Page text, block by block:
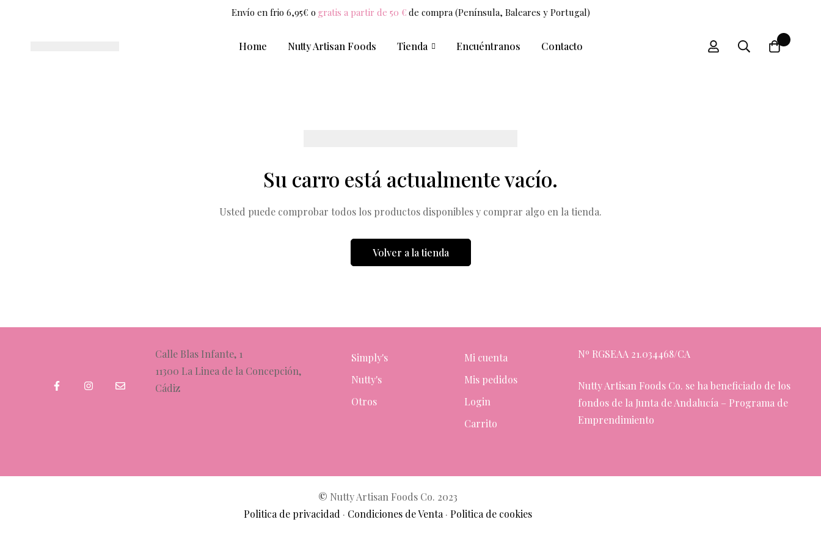
Envío en frio 6,95€ o gratis a partir de 50 € de compra (Península, Baleares y Portugal)
Home Nutty Artisan Foods Tienda Encuéntranos Contacto
Su carro está actualmente vacío.
Usted puede comprobar todos los productos disponibles y comprar algo en la tienda.
Volver a la tienda
Calle Blas Infante, 1
11300 La Linea de la Concepción,
Cádiz
Simply's
Nutty's
Otros
Mi cuenta
Mis pedidos
Login
Carrito
Nº RGSEAA 21.034468/CA
Nutty Artisan Foods Co. se ha beneficiado de los
fondos de la Junta de Andalucía – Programa de
Emprendimiento
© Nutty Artisan Foods Co. 2023
Politica de privacidad · Condiciones de Venta · Politica de cookies